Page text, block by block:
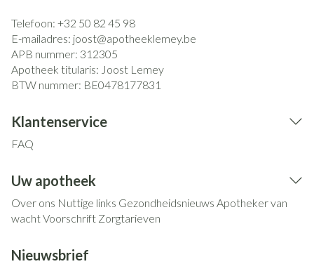
Telefoon: +32 50 82 45 98
E-mailadres: joost@apotheeklemey.be
APB nummer: 312305
Apotheek titularis: Joost Lemey
BTW nummer: BE0478177831
Klantenservice
FAQ
Uw apotheek
Over ons Nuttige links Gezondheidsnieuws Apotheker van
wachtVoorschrift Zorgtarieven
Nieuwsbrief